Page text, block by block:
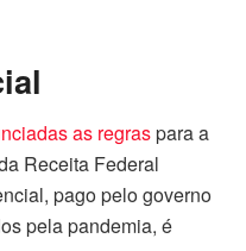
as regraspara a
Receita Federal
pago pelo governo
pela pandemia, é